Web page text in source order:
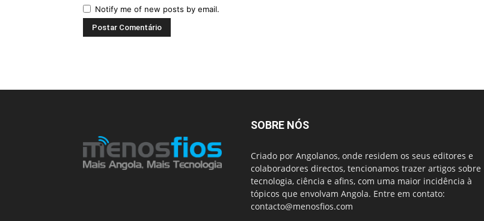
Notify me of new posts by email.
SOBRE NÓS
Criado por Angolanos, onde residem os seus editores e
colaboradores directos, tencionamos trazer artigos sobre
tecnologia, ciência e afins, com uma maior incidência à
tópicos que envolvam Angola. Entre em contato:
contacto@menosfios.com